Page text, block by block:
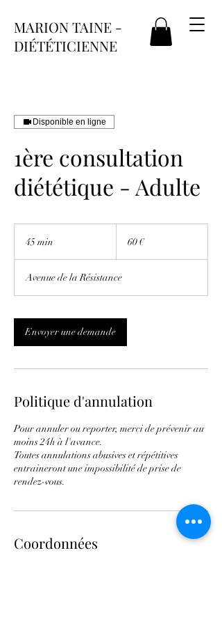
MARION TAINE -
DIÉTÉTICIENNE
Disponible en ligne
1ère consultation
diététique - Adulte
45 min
i
n
60 €
Avenue de la Résistance
Envoyer une demande
Politique d'annulation
Pour annuler ou reporter, merci de prévenir au
moins 24h à l'avance.
Toutes annulations abusives et répétitives
entraineront une impossibilité de prise de
rendez-vous.
Coordonnées